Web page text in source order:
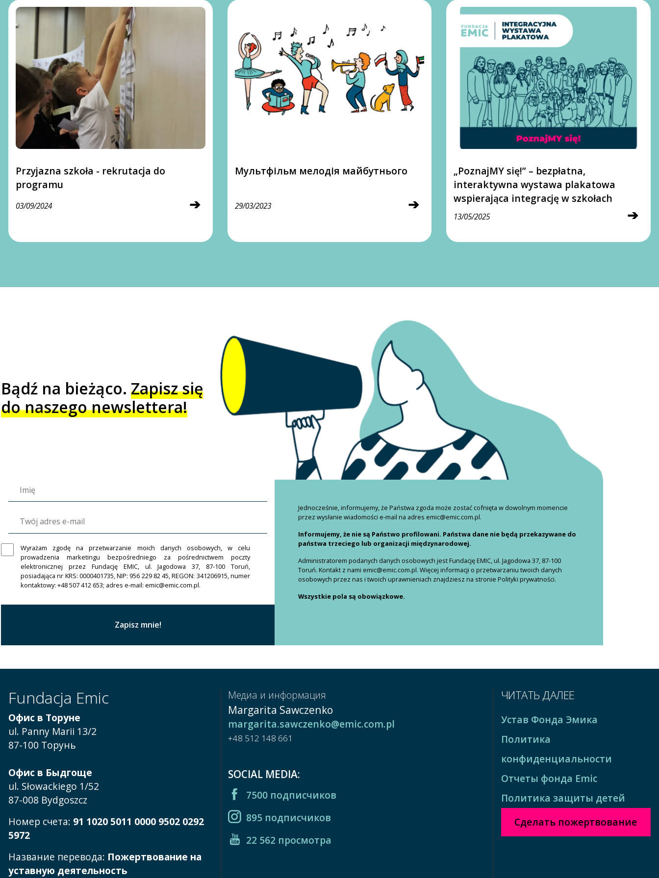
Przyjazna szkoła - rekrutacja do
programu
➔
03/09/2024
Мультфільм мелодія майбутнього
➔
29/03/2023
„PoznajMY się!” – bezpłatna,
interaktywna wystawa plakatowa
wspierająca integrację w szkołach
➔
13/05/2025
Bądź na bieżąco. Zapisz się
do naszego newslettera!
Wyrażam zgodę na przetwarzanie moich danych osobowych, w celu
prowadzenia marketingu bezpośredniego za pośrednictwem poczty
elektronicznej przez Fundację EMIC, ul. Jagodowa 37, 87-100 Toruń,
posiadająca nr KRS: 0000401735, NIP: 956 229 82 45, REGON: 341206915, numer
kontaktowy: +48 507 412 653; adres e-mail: emic@emic.com.pl.
Jednocześnie, informujemy, że Państwa zgoda może zostać cofnięta w dowolnym momencie
przez wysłanie wiadomości e-mail na adres emic@emic.com.pl.
Informujemy, że nie są Państwo profilowani. Państwa dane nie będą przekazywane do
państwa trzeciego lub organizacji międzynarodowej.
Administratorem podanych danych osobowych jest Fundację EMIC, ul. Jagodowa 37, 87-100
Toruń. Kontakt z nami emic@emic.com.pl. Więcej informacji o przetwarzaniu twoich danych
osobowych przez nas i twoich uprawnieniach znajdziesz na stronie Polityki prywatności.
Wszystkie pola są obowiązkowe.
Fundacja Emic
Офис в Торуне
ul. Panny Marii 13/2
87-100 Торунь
Офис в Быдгоще
ul. Słowackiego 1/52
87-008 Bydgoszcz
Номер счета: 91 1020 5011 0000 9502 0292
5972
Название перевода: Пожертвование на
уставную деятельность
Медиа и информация
Margarita Sawczenko
margarita.sawczenko@emic.com.pl
+48 512 148 661
SOCIAL MEDIA:
7500 подписчиков
895 подписчиков
22 562 просмотра
ЧИТАТЬ ДАЛЕЕ
Устав Фонда Эмика
Политика
конфиденциальности
Отчеты фонда Emic
Политика защиты детей
Сделать пожертвование